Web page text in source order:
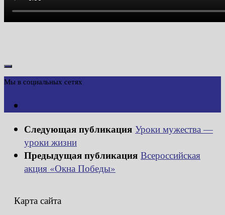
Мы в социальных сетях
Следующая публикация Уроки мужества —
уроки жизни
Предыдущая публикация Всероссийская
акция «Окна Победы»
Карта сайта